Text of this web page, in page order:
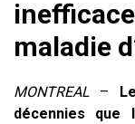
maladie
MONTREAL –
décennies que